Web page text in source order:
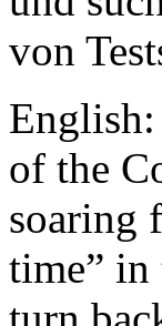
von
of the
soaring
time”